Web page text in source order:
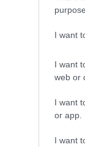
I want
I want
web or
I want
or app.
I want
And it was worth it.
No wonder why
Highly